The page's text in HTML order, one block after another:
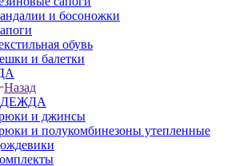
и босоножки
обувь
и балетки
Назад
и джинсы
и полукомбинезоны утепленные